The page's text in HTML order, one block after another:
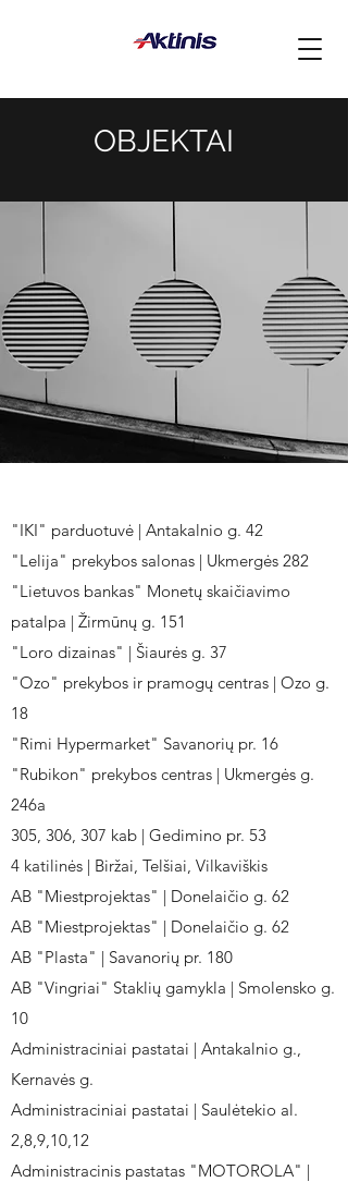
OBJEKTAI
"IKI" parduotuvė | Antakalnio g. 42
"Lelija" prekybos salonas | Ukmergės 282
"Lietuvos bankas" Monetų skaičiavimo
patalpa | Žirmūnų g. 151
"Loro dizainas" | Šiaurės g. 37
"Ozo" prekybos ir pramogų centras | Ozo g.
18
"Rimi Hypermarket" Savanorių pr. 16
"Rubikon" prekybos centras | Ukmergės g.
246a
305, 306, 307 kab | Gedimino pr. 53
4 katilinės | Biržai, Telšiai, Vilkaviškis
AB "Miestprojektas" | Donelaičio g. 62
AB "Miestprojektas" | Donelaičio g. 62
AB "Plasta" | Savanorių pr. 180
AB "Vingriai" Staklių gamykla | Smolensko g.
10
Administraciniai pastatai | Antakalnio g.,
Kernavės g.
Administraciniai pastatai | Saulėtekio al.
2,8,9,10,12
Administracinis pastatas "MOTOROLA" |